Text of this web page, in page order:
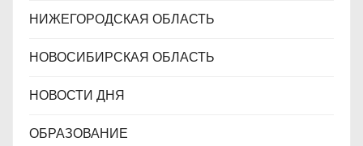
НИЖЕГОРОДСКАЯ ОБЛАСТЬ
НОВОСИБИРСКАЯ ОБЛАСТЬ
НОВОСТИ ДНЯ
ОБРАЗОВАНИЕ